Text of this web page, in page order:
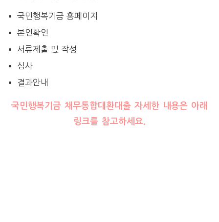
국민행복기금 홈페이지
본인확인
서류제출 및 작성
심사
결과안내
국민행복기금 채무통합대환대출 자세한 내용은 아래
링크를 참고하세요.